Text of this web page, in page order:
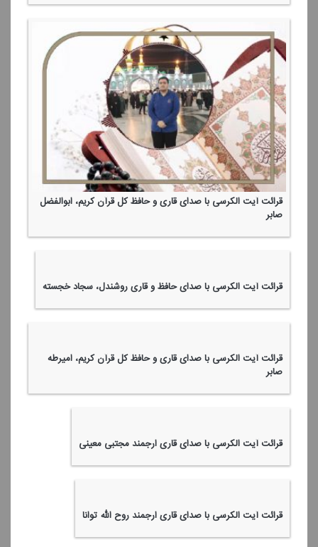
قرائت آیت الكرسی با صدای قاری و حافظ كل قرآن كریم، ابوالفضل
صابر
قرائت آیت الكرسی با صدای حافظ و قاری روشندل، سجاد خجسته
قرائت آیت الكرسی با صدای قاری و حافظ كل قرآن كریم، امیر‌طه
صابر
قرائت آیت الكرسی با صدای قاری ارجمند مجتبی معینی
قرائت آیت الكرسی با صدای قاری ارجمند روح الله توانا